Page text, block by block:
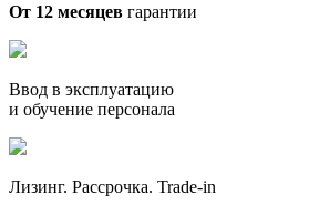
От 12 месяцев гарантии
Ввод в эксплуатацию
и обучение персонала
Лизинг. Рассрочка. Trade-in